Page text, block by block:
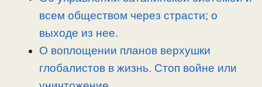
всем обществом через страсти; о
выходе из нее.
О воплощении планов верхушки
глобалистов в жизнь. Стоп войне или